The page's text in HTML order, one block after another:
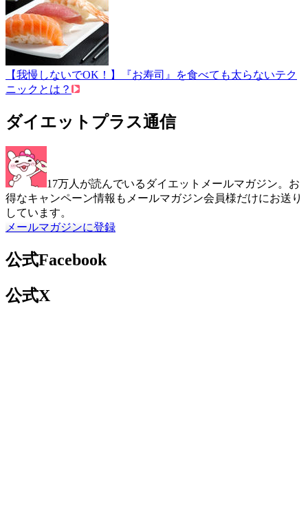
【我慢しないでOK！】『お寿司』を食べても太らないテク
ニックとは？
ダイエットプラス通信
17万人が読んでいるダイエットメールマガジン。お
得なキャンペーン情報もメールマガジン会員様だけにお送り
しています。
メールマガジンに登録
公式Facebook
公式X